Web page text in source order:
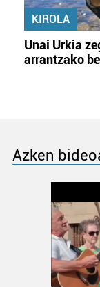
KIROLA
Unai Urkia
arrantzako
Azken